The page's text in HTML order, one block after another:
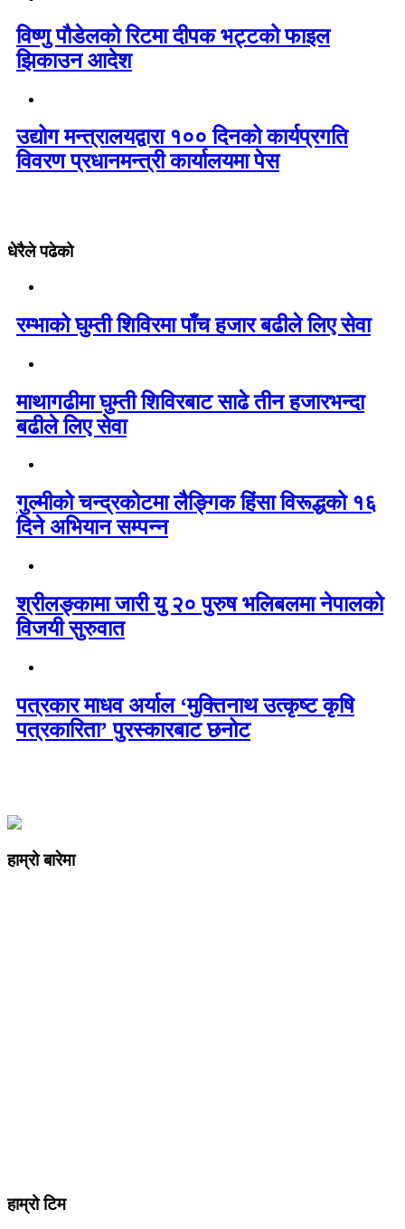
विष्णु पौडेलको रिटमा दीपक भट्टको फाइल
झिकाउन आदेश
उद्योग मन्त्रालयद्वारा १०० दिनको कार्यप्रगति
विवरण प्रधानमन्त्री कार्यालयमा पेस
धेरैले पढेको
रम्भाको घुम्ती शिविरमा पाँच हजार बढीले लिए सेवा
माथागढीमा घुम्ती शिविरबाट साढे तीन हजारभन्दा
बढीले लिए सेवा
गुल्मीको चन्द्रकोटमा लैङ्गिक हिंसा विरूद्धको १६
दिने अभियान सम्पन्न
श्रीलङ्कामा जारी यु २० पुरुष भलिबलमा नेपालको
विजयी सुरुवात
पत्रकार माधव अर्याल ‘मुक्तिनाथ उत्कृष्ट कृषि
पत्रकारिता’ पुरस्कारबाट छनोट
हाम्रो बारेमा
हाम्रो टिम